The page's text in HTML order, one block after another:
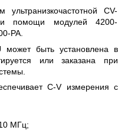
CV-
помощи модулей 4200-
PA.
может быть установлена в
или заказана при
C-V измерения с
МГц;